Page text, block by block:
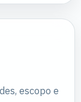
escopo e